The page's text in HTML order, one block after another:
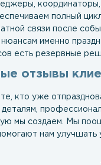
полный
связи после
именно
есть резервные
отзывы
кто уже
деталям,
мы создаем. Мы
нам улучшать